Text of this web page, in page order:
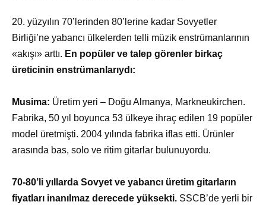
20. yüzyılın 70’lerinden 80’lerine kadar Sovyetler
Birliği’ne yabancı ülkelerden telli müzik enstrümanlarının
«akışı» arttı. En popüler ve talep görenler birkaç
üreticinin enstrümanlarıydı:
Musima: Üretim yeri – Doğu Almanya, Markneukirchen.
Fabrika, 50 yıl boyunca 53 ülkeye ihraç edilen 19 popüler
model üretmişti. 2004 yılında fabrika iflas etti. Ürünler
arasında bas, solo ve ritim gitarlar bulunuyordu.
70-80’li yıllarda Sovyet ve yabancı üretim gitarların
fiyatları inanılmaz derecede yüksekti. SSCB’de yerli bir